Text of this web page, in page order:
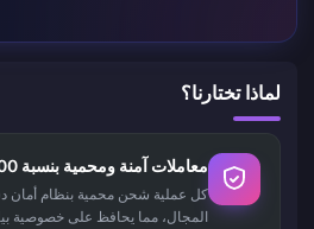
لماذا تختارنا؟
معاملات آمنة ومحمية بنسبة 100%
كل عملية شحن محمية بنظام أمان
المجال، مما يحافظ على خصوصية